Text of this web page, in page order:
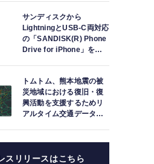
サンディスクから
LightningとUSB-C両対応
の「SANDISK(R) Phone
Drive for iPhone」を日
トムトム、熊本地震の被
災地域における復旧・復
興活動を支援するためリ
アルタイム交通データを
スリリースはこちら